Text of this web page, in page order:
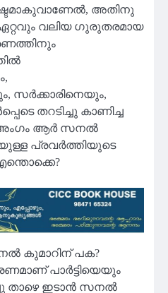
അതിനു
വലിയ ഗുരുതരമായ
തറടിച്ചു കാണിച്ച
അംഗം ആർ സനൽ
പ്രവർത്തിയുടെ
കുമാറിന് പക?
പാർട്ടിയെയും
താഴെ ഇടാൻ സനൽ